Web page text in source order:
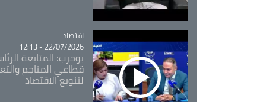
Catégorie
اقتصاد
22/07/2026 - 12:13
بوحرب: المتابعة
قطاعي المناجم
لتنويع الاقتصاد